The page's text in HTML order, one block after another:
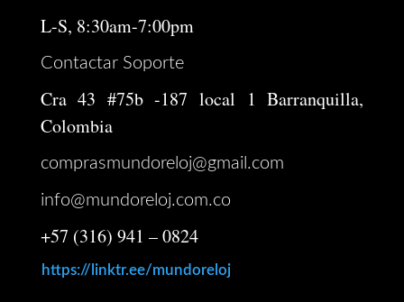
L-S, 8:30am-7:00pm
Contactar Soporte
Cra 43 #75b -187 local 1 Barranquilla,
Colombia
comprasmundoreloj@gmail.com
info@mundoreloj.com.co
+57 (316) 941 – 0824
https://linktr.ee/mundoreloj